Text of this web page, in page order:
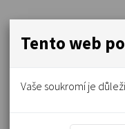
Tento web
Vaše soukromí je